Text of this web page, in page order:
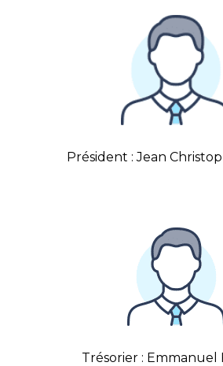
Président : Jean
Trésorier : Emmanuel